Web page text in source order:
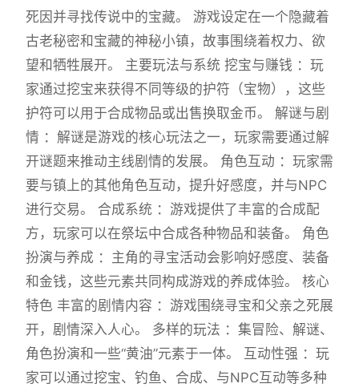
死因并寻找传说中的宝藏。 游戏设定在一个隐藏着
古老秘密和宝藏的神秘小镇，故事围绕着权力、欲
望和牺牲展开。 主要玩法与系统 挖宝与赚钱 ：玩
家通过挖宝来获得不同等级的护符（宝物），这些
护符可以用于合成物品或出售换取金币。 解谜与剧
情 ：解谜是游戏的核心玩法之一，玩家需要通过解
开谜题来推动主线剧情的发展。 角色互动 ：玩家需
要与镇上的其他角色互动，提升好感度，并与NPC
进行交易。 合成系统 ：游戏提供了丰富的合成配
方，玩家可以在祭坛中合成各种物品和装备。 角色
扮演与养成 ：主角的寻宝活动会影响好感度、装备
和金钱，这些元素共同构成游戏的养成体验。 核心
特色 丰富的剧情内容 ：游戏围绕寻宝和父亲之死展
开，剧情深入人心。 多样的玩法 ：集冒险、解谜、
角色扮演和一些“黄油”元素于一体。 互动性强 ：玩
家可以通过挖宝、钓鱼、合成、与NPC互动等多种